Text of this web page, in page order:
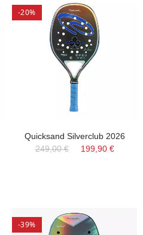
-20%
Quicksand Silverclub 2026
249,00 €
199,90 €
-39%